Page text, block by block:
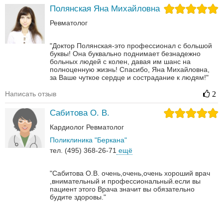
Полянская Яна Михайловна
Ревматолог
"Доктор Полянская-это профессионал с большой
буквы! Она буквально поднимает безнадежно
больных людей с колен, давая им шанс на
полноценную жизнь! Спасибо, Яна Михайловна,
за Ваше чуткое сердце и сострадание к людям!"
Написать отзыв 2
Сабитова О. В.
Кардиолог Ревматолог
Поликлиника "Беркана"
тел. (495) 368-26-71 ещё
"Сабитова О.В. очень,очень,очень хороший врач
,внимательный и профессиональный.если вы
пациент этого Врача значит вы обязательно
будите здоровы."